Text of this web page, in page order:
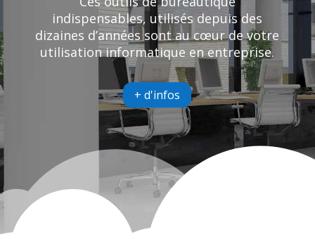
indispensables, utilisés depuis des
dizaines d’années sont au cœur de votre
utilisation informatique en entreprise.
+ d'infos